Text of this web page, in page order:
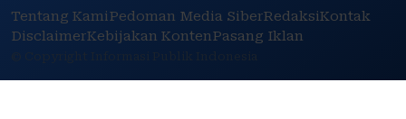
Tentang KamiPedoman Media SiberRedaksiKontak
DisclaimerKebijakan KontenPasang Iklan